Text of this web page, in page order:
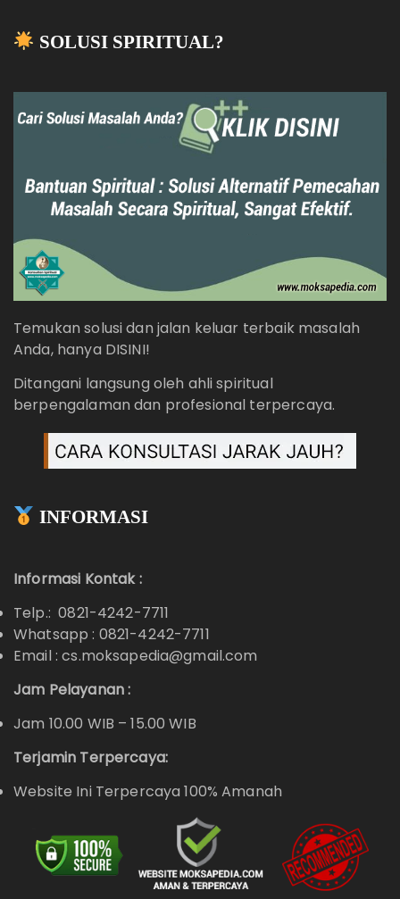
SOLUSI SPIRITUAL?
Temukan solusi dan jalan keluar terbaik masalah
Anda, hanya DISINI!
Ditangani langsung oleh ahli spiritual
berpengalaman dan profesional terpercaya.
INFORMASI
Informasi Kontak :
Telp.: 0821-4242-7711
Whatsapp : 0821-4242-7711
Email : cs.moksapedia@gmail.com
Jam Pelayanan :
Jam 10.00 WIB – 15.00 WIB
Terjamin Terpercaya:
Website Ini Terpercaya 100% Amanah